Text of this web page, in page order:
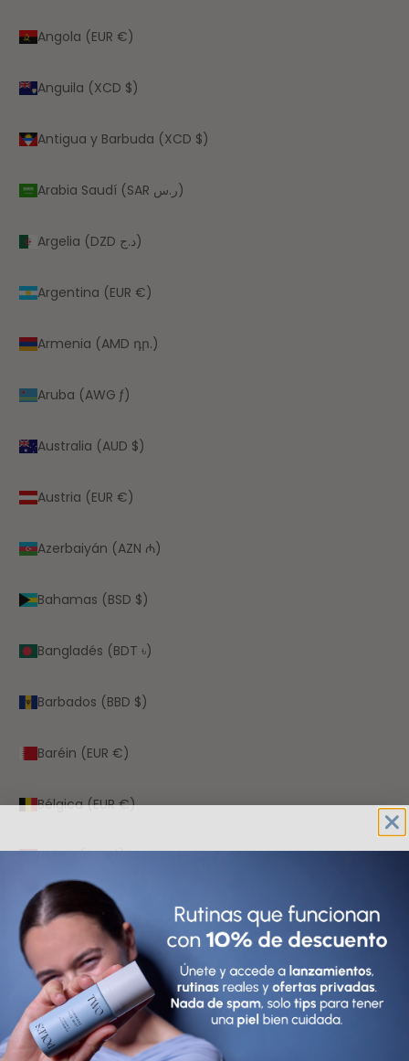
Angola (EUR €)
Anguila (XCD $)
Antigua y Barbuda (XCD $)
Arabia Saudí (SAR ر.س)
Argelia (DZD د.ج)
Argentina (EUR €)
Armenia (AMD դր.)
Aruba (AWG ƒ)
Australia (AUD $)
Austria (EUR €)
Azerbaiyán (AZN ₼)
Bahamas (BSD $)
Bangladés (BDT ৳)
Barbados (BBD $)
Baréin (EUR €)
Bélgica (EUR €)
Belice (BZD $)
Benín (XOF Fr)
Bermudas (USD $)
Bielorrusia (EUR €)